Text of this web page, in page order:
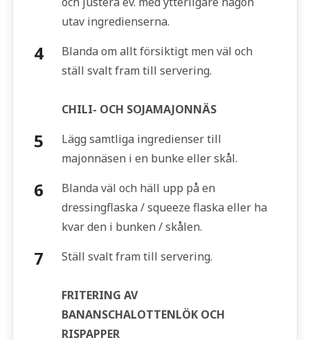
utav ingredienserna.
Blanda om allt försiktigt men väl och
ställ svalt fram till servering.
CHILI- OCH SOJAMAJONNÄS
Lägg samtliga ingredienser till
majonnäsen i en bunke eller skål.
Blanda väl och häll upp på en
dressingflaska / squeeze flaska eller ha
kvar den i bunken / skålen.
Ställ svalt fram till servering.
FRITERING AV
BANANSCHALOTTENLÖK OCH
RISPAPPER